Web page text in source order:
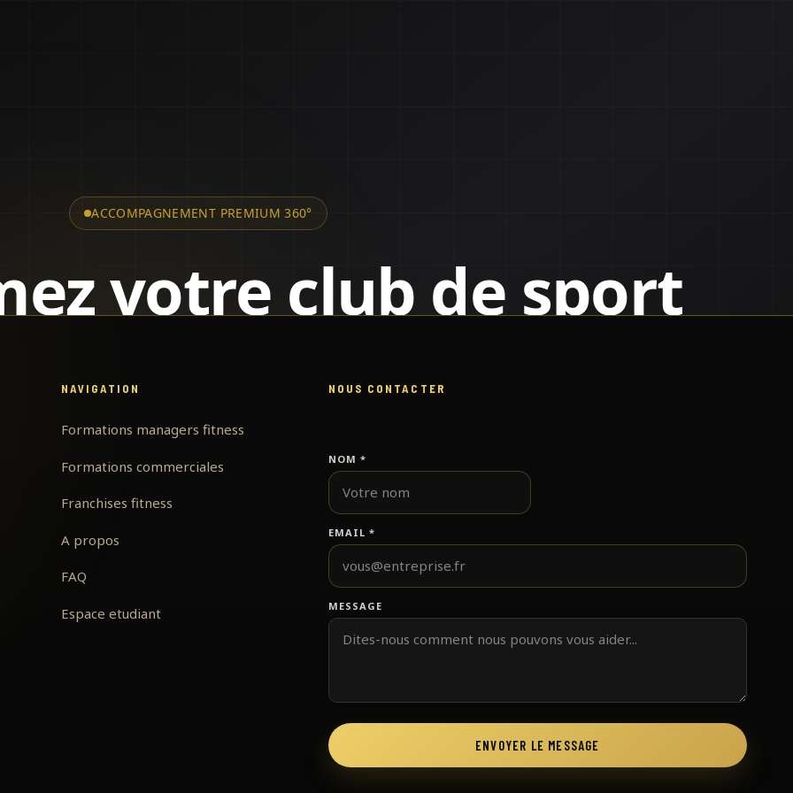
NAVIGATION
Formations managers fitness
Formations commerciales
Franchises fitness
A propos
FAQ
Espace etudiant
NOUS CONTACTER
NOM*
EMAIL*
MESSAGE
ENVOYER LE MESSAGE